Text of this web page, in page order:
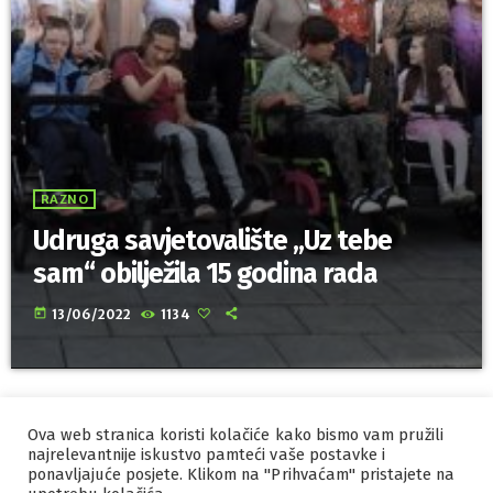
RAZNO
Udruga savjetovalište „Uz tebe
sam“ obilježila 15 godina rada
today 13/06/2022 1134
IZRADA I HOSTINGORBIS
MARKETING
Ova web stranica koristi kolačiće kako bismo vam pružili
najrelevantnije iskustvo pamteći vaše postavke i
ponavljajuće posjete. Klikom na "Prihvaćam" pristajete na